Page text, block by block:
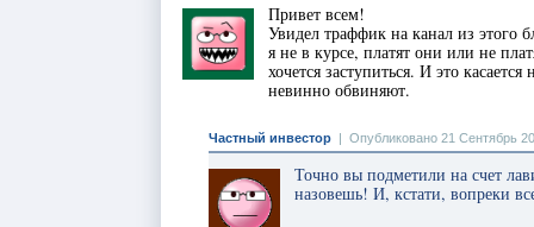
Привет всем!
Увидел траффик на канал из
я не в курсе, платят они или не
хочется заступиться. И это
невинно обвиняют.
Частный инвестор | Опубликовано 21 Сентябрь
Точно вы подметили на счет
назовешь! И, кстати, вопреки